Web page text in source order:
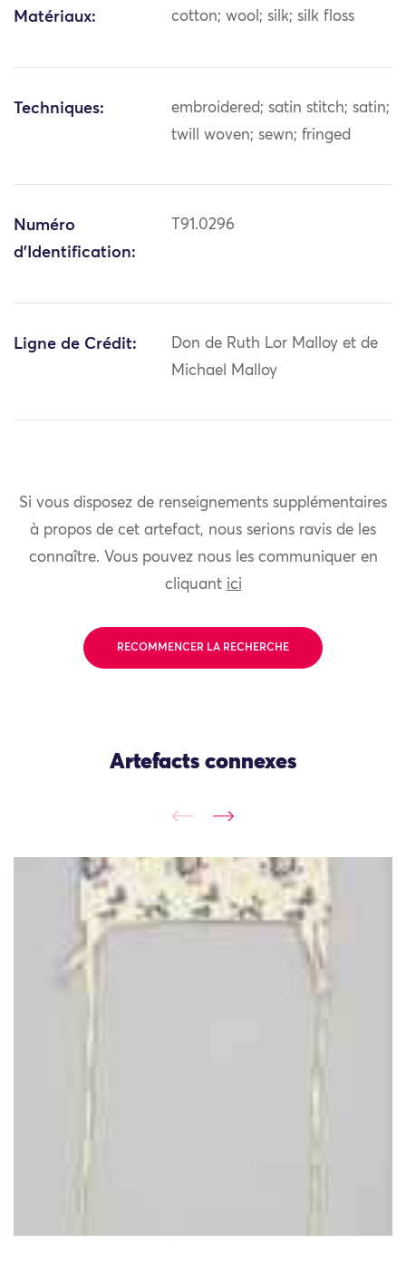
Matériaux: cotton; wool; silk; silk floss
Techniques:
embroidered; satin stitch; satin;
twill woven; sewn; fringed
Numéro
d'Identification:
T91.0296
Ligne de Crédit:
Don de Ruth Lor Malloy et de
Michael Malloy
Si vous disposez de renseignements supplémentaires
à propos de cet artefact, nous serions ravis de les
connaître. Vous pouvez nous les communiquer en
cliquant ici
RECOMMENCER LA RECHERCHE
Artefacts connexes